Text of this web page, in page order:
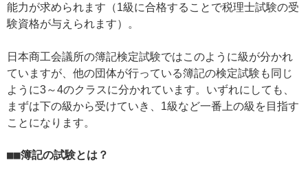
能力が求められます（1級に合格することで税理士試験の受
験資格が与えられます）。
日本商工会議所の簿記検定試験ではこのように級が分かれ
ていますが、他の団体が行っている簿記の検定試験も同じ
ように3～4のクラスに分かれています。いずれにしても、
まずは下の級から受けていき、1級など一番上の級を目指す
ことになります。
■簿記の試験とは？